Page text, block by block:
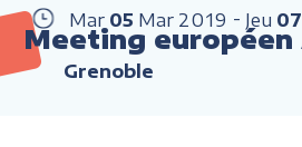
Mar 05 Mar 2019 Jeu 07
Meeting européen
Grenoble